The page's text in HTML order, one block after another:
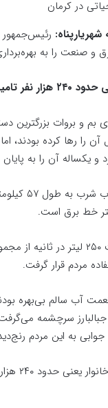
رئیس‌جمهور
بم و بروات بزرگترین
را رها کرده بودند،
و یکساله آن را به پایان
مردم قرار گرفت.
سرچشمه
به این مردم